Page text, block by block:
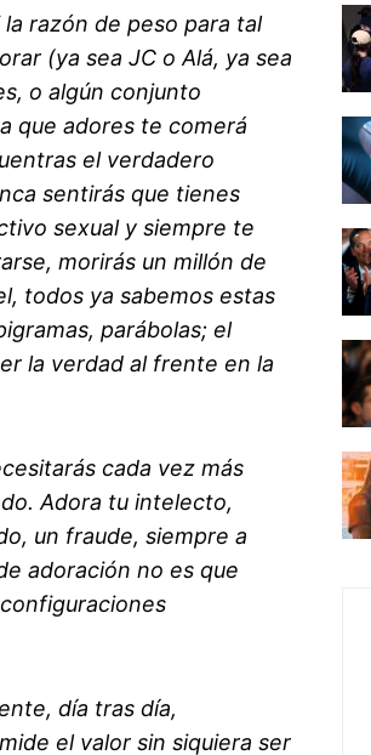
razón de peso para tal
(ya sea JC o Alá, ya sea
o algún conjunto
que adores te comerá
el verdadero
sentirás que tienes
sexual y siempre te
morirás un millón de
todos ya sabemos estas
parábolas; el
la verdad al frente en la
cada vez más
Adora tu intelecto,
un fraude, siempre a
adoración no es que
día tras día,
el valor sin siquiera ser